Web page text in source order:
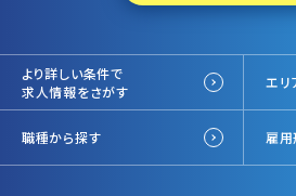
より詳しい条件で
求人情報をさがす
エリ
職種から探す 雇